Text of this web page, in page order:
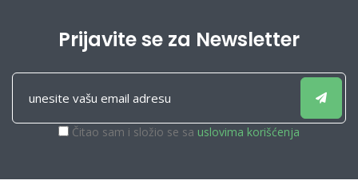
Prijavite se za Newsletter
Čitao sam i složio se sa uslovima korišćenja